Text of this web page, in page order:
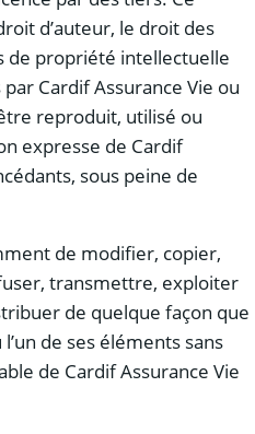
d’auteur, le droit des
de propriété intellectuelle
Cardif Assurance Vie ou
reproduit, utilisé ou
expresse de Cardif
sous peine de
de modifier, copier,
transmettre, exploiter
de quelque façon que
de ses éléments sans
de Cardif Assurance Vie